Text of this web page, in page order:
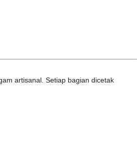
artisanal. Setiap bagian dicetak